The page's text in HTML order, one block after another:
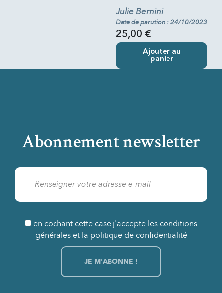
Julie Bernini
Date de parution : 24/10/2023
25,00 €
Ajouter au
panier
Abonnement newsletter
en cochant cette case j'accepte les conditions
générales et la politique de confidentialité